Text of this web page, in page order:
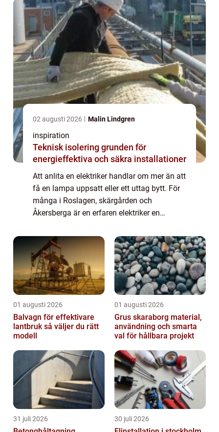
02 augusti 2026 Malin Lindgren
inspiration
Teknisk isolering grunden för
energieffektiva och säkra installationer
Att anlita en elektriker handlar om mer än att
få en lampa uppsatt eller ett uttag bytt. För
många i Roslagen, skärgården och
Åkersberga är en erfaren elektriker en
hem. Elsystemet påverkar trivsel, energ...
01 augusti 2026
Balvagn för effektivare
lantbruk så väljer du rätt
modell
01 augusti 2026
Grus skaraborg material,
användning och smarta
val för hållbara projekt
31 juli 2026 30 juli 2026